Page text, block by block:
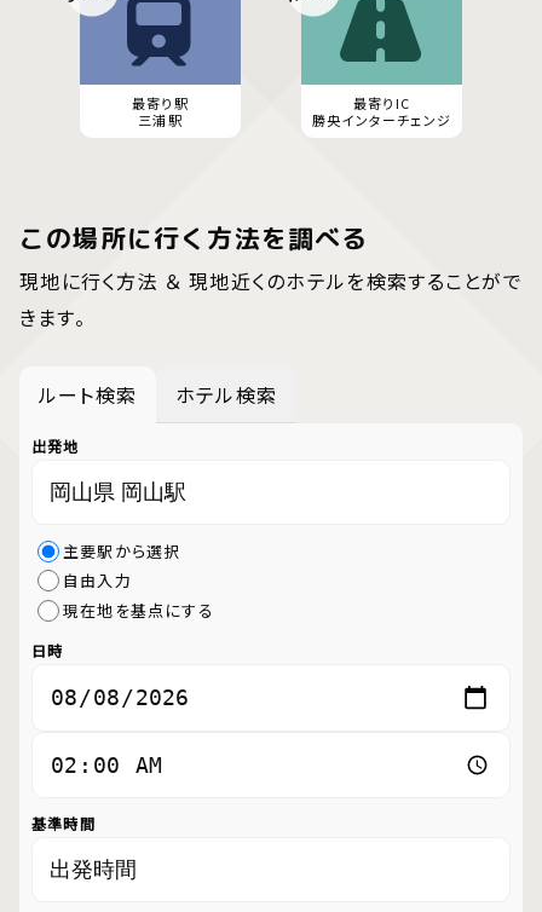
最寄り駅
三浦駅
最寄りIC
勝央インターチェンジ
この場所に行く方法を調べる
現地に行く方法 ＆ 現地近くのホテルを検索することがで
きます。
ルート検索 ホテル検索
出発地
主要駅から選択
自由入力
現在地を基点にする
日時
基準時間